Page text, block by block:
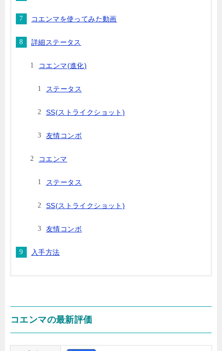
コエンマを使ってみた動画
詳細ステータス
コエンマ(進化)
ステータス
SS(ストライクショット)
友情コンボ
コエンマ
ステータス
SS(ストライクショット)
友情コンボ
入手方法
コエンマの最新評価